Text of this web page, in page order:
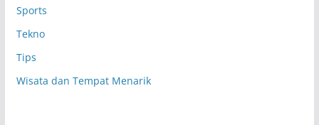
Sports
Tekno
Tips
Wisata dan Tempat Menarik